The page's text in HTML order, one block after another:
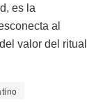
es la
al
valor del ritual